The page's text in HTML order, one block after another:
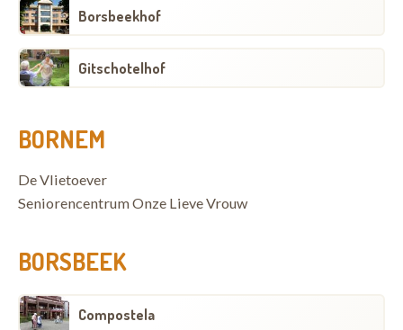
Borsbeekhof
Gitschotelhof
BORNEM
De Vlietoever
Seniorencentrum Onze Lieve Vrouw
BORSBEEK
Compostela